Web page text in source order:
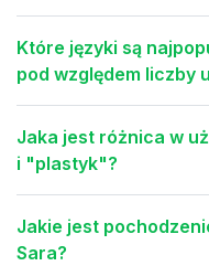
Które języki są
pod względem liczby
Jaka jest różnica w
i "plastyk"?
Jakie jest
Sara?